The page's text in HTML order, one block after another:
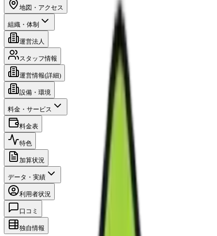
地図・アクセス
組織・体制
運営法人
スタッフ情報
運営情報(詳細)
設備・環境
料金・サービス
料金表
特色
加算状況
データ・実績
利用者状況
口コミ
独自情報